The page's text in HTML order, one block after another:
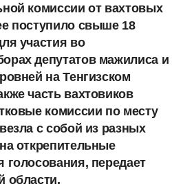
комиссии от вахтовых
поступило свыше 18
участия во
депутатов мажилиса и
на Тенгизском
часть вахтовиков
комиссии по месту
с собой из разных
открепительные
голосования, передает
области.